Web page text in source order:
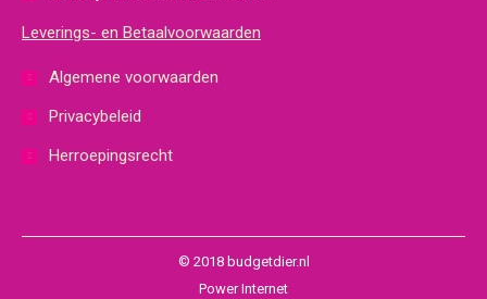
Leverings- en Betaalvoorwaarden
Algemene voorwaarden
Privacybeleid
Herroepingsrecht
© 2018 budgetdier.nl
Power Internet